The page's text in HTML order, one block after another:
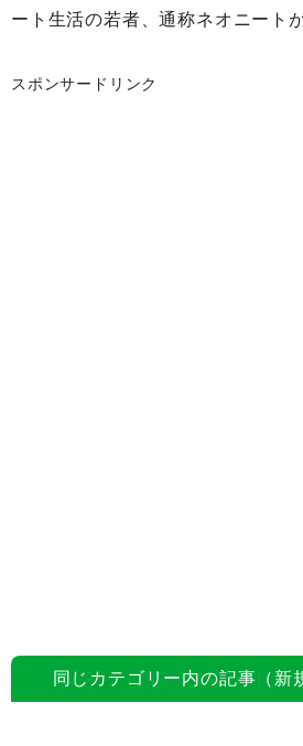
ート生活の若者、通称ネオニート
スポンサードリンク
同じカテゴリー内の記事（新